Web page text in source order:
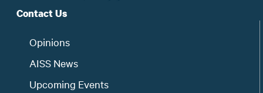
Contact Us
Opinions
AISS News
Upcoming Events